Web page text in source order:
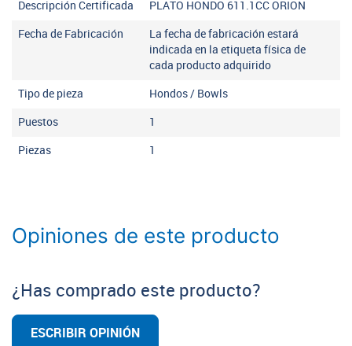
Descripción Certificada PLATO HONDO 611.1CC ORION
Fecha de Fabricación
La fecha de fabricación estará
indicada en la etiqueta física de
cada producto adquirido
Tipo de pieza Hondos / Bowls
Puestos 1
Piezas 1
Opiniones de este producto
¿Has comprado este producto?
ESCRIBIR OPINIÓN